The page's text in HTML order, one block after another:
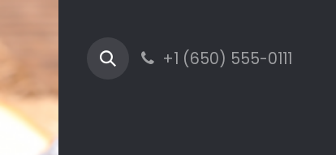
+1 (650) 555-0111